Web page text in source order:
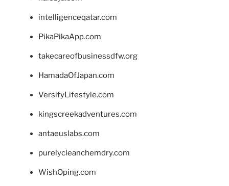
intelligenceqatar.com
PikaPikaApp.com
takecareofbusinessdfw.org
HamadaOfJapan.com
VersifyLifestyle.com
kingscreekadventures.com
antaeuslabs.com
purelycleanchemdry.com
WishOping.com